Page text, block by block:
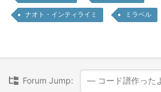
ナオト・インティライミ ミラベル
Forum Jump: